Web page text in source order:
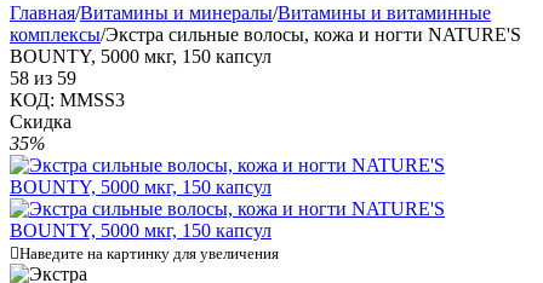
Главная/Витамины и минералы/Витамины и витаминные
комплексы/Экстра сильные волосы, кожа и ногти NATURE'S
BOUNTY, 5000 мкг, 150 капсул
58 из 59
КОД: MMSS3
Скидка
35%
Наведите на картинку для увеличения